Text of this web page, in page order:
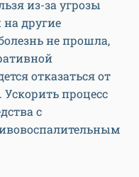
из-за угрозы
другие
не прошла,
отказаться от
. Ускорить процесс
с